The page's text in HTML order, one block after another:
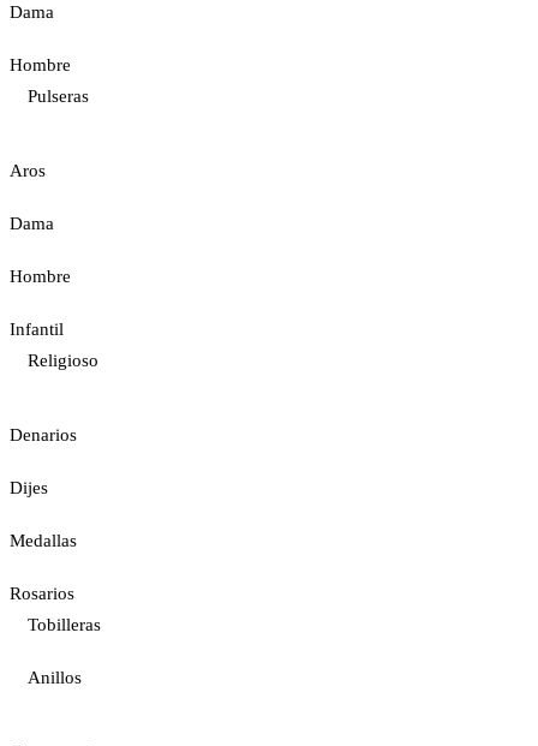
Dama
Hombre
Pulseras
Aros
Dama
Hombre
Infantil
Religioso
Denarios
Dijes
Medallas
Rosarios
Tobilleras
Anillos